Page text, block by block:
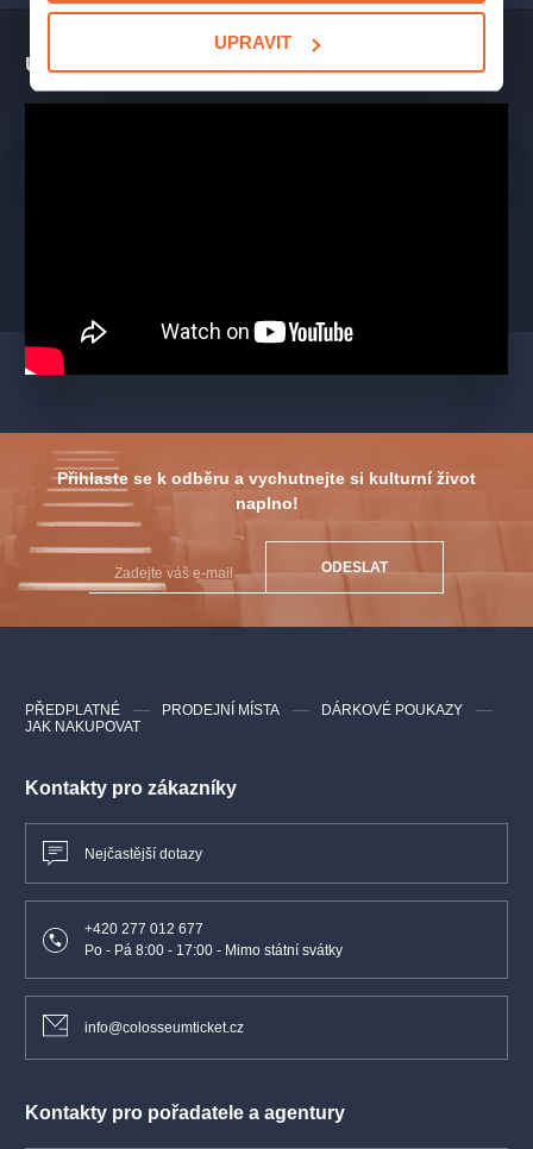
UPRAVIT
Jak se budí princezny
Šíleně smutná princezna
Zlatovláska
FILMOVÝ ORCHESTR PRAHA
je hudební těleso zaměřené především na interpretaci české
Orchestr má dvě sestavy - menší z nich se skládá ze
smyčcového kvarteta doplněného o klavír, kontrabas a bicí
nástroje, větší obsazení tvoří komorní smyčcový orchestr opět
rozšířený o klavír a dva hráče na bicí nástroje.
Dirigentem orchestru je Matyáš Vonz, mladý dirigent a hudební
Ukázka představení
Přihlaste se k odběru a vychutnejte si kulturní život
naplno!
ODESLAT
Kontakty pro zákazníky
Nejčastější dotazy
+420 277 012 677
Po - Pá 8:00 - 17:00 - Mimo státní svátky
info@colosseumticket.cz
Kontakty pro pořadatele a agentury
PŘEDPLATNÉ PRODEJNÍ MÍSTA
DÁRKOVÉ POUKAZY
JAK NAKUPOVAT